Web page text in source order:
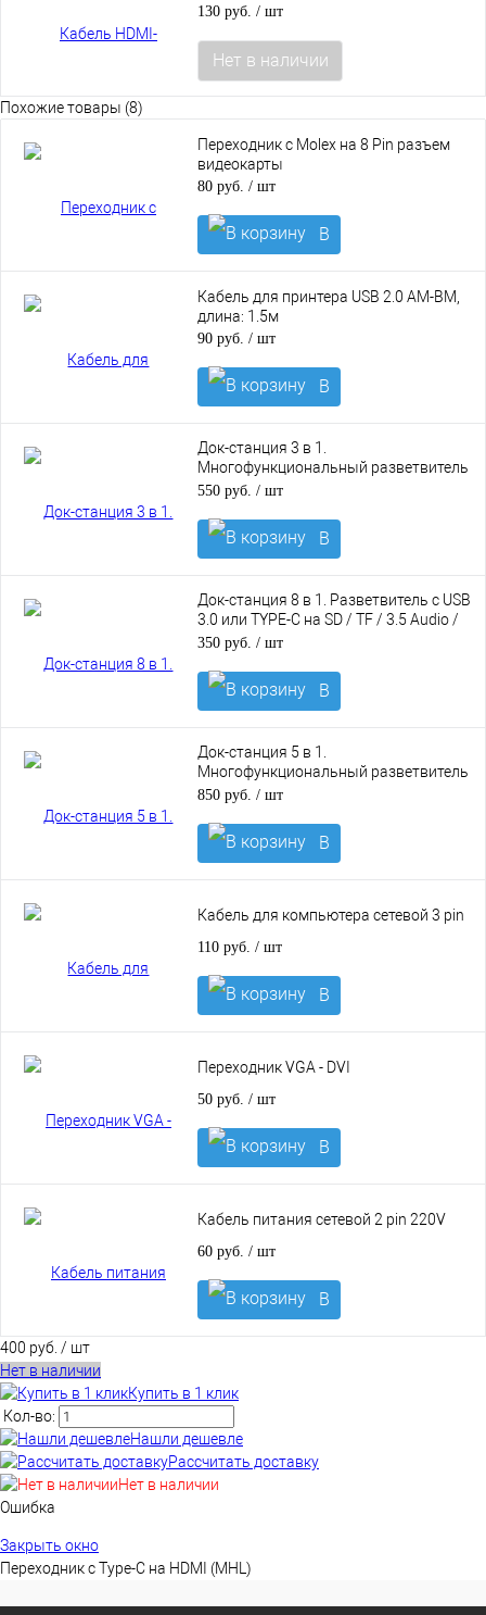
130 руб. / шт
Нет в наличии
Похожие товары (8)
Переходник с Molex на 8 Pin разъем
видеокарты
80 руб. / шт
В
корзину
Кабель для принтера USB 2.0 AM-BM,
длина: 1.5м
90 руб. / шт
В
корзину
Док-станция 3 в 1.
Многофункциональный разветвитель
с TYPE-C на HDMI 4K, Type-C PD 87W,
550 руб. / шт
В
корзину
Док-станция 8 в 1. Разветвитель с USB
3.0 или TYPE-C на SD / TF / 3.5 Audio /
USB-C 5W / 4 порта USB
350 руб. / шт
В
корзину
Док-станция 5 в 1.
Многофункциональный разветвитель
с TYPE-C на HDMI 4K, Type-C PD 87W, 3
850 руб. / шт
В
корзину
Кабель для компьютера сетевой 3 pin
110 руб. / шт
В
корзину
Переходник VGA - DVI
50 руб. / шт
В
корзину
Кабель питания сетевой 2 pin 220V
60 руб. / шт
В
корзину
400 руб. / шт
Нет в наличии
Купить в 1 клик
Кол-во:
Нашли дешевле
Рассчитать доставку
Нет в наличии
Ошибка
Закрыть окно
Переходник с Type-C на HDMI (MHL)